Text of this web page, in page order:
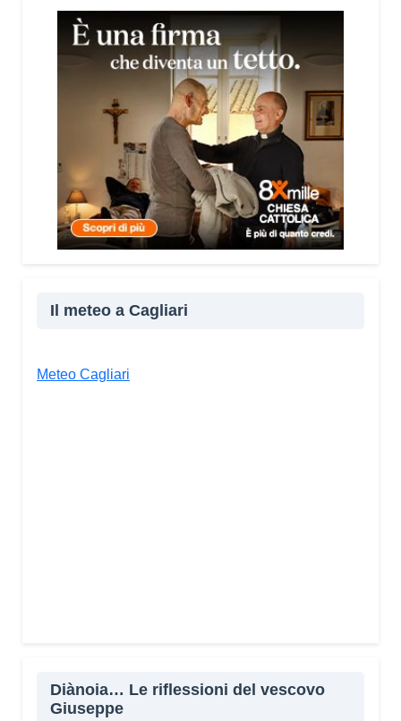
Il meteo a Cagliari
Meteo Cagliari
Diànoia… Le riflessioni del vescovo
Giuseppe